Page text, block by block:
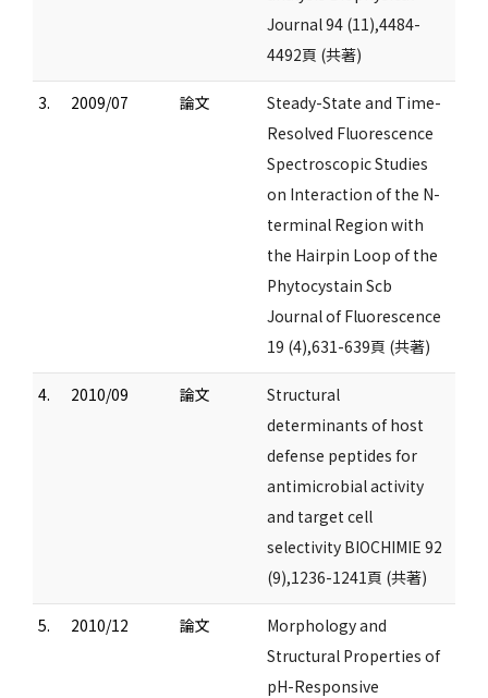
Journal 94 (11),4484-
4492頁 (共著)
3. 2009/07 論文
Steady-State and Time-
Resolved Fluorescence
Spectroscopic Studies
on Interaction of the N-
terminal Region with
the Hairpin Loop of the
Phytocystain Scb
Journal of Fluorescence
19 (4),631-639頁 (共著)
4. 2010/09 論文
Structural
determinants of host
defense peptides for
antimicrobial activity
and target cell
selectivity BIOCHIMIE 92
(9),1236-1241頁 (共著)
5. 2010/12 論文
Morphology and
Structural Properties of
pH-Responsive